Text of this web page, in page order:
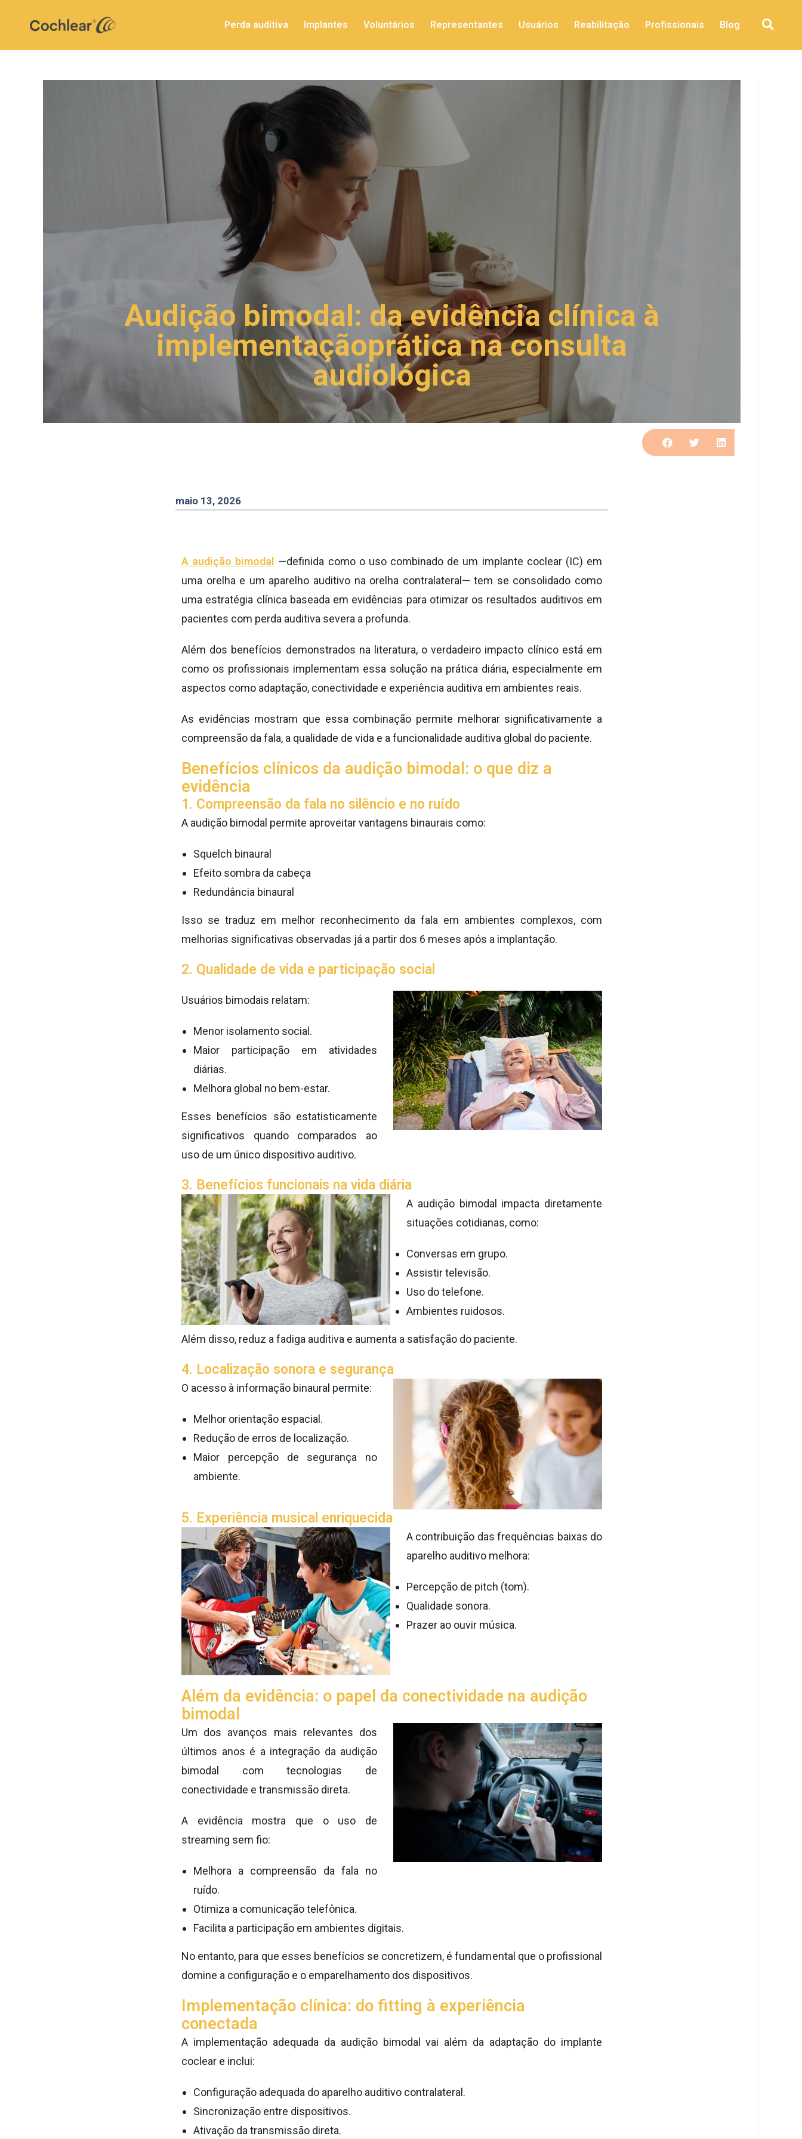
Perda auditiva Implantes Voluntários Representantes Usuários Reabilitação Profissionais Blog
Audição bimodal: da evidência clínica à
implementaçãoprática na consulta
audiológica
maio 13, 2026
A audição bimodal
—definida como o uso combinado de um implante coclear (IC) em
uma orelha e um aparelho auditivo na orelha contralateral— tem se consolidado como
uma estratégia clínica baseada em evidências para otimizar os resultados auditivos em
pacientes com perda auditiva severa a profunda.
Além dos benefícios demonstrados na literatura, o verdadeiro impacto clínico está em
como os profissionais implementam essa solução na prática diária, especialmente em
aspectos como adaptação, conectividade e experiência auditiva em ambientes reais.
As evidências mostram que essa combinação permite melhorar significativamente a
compreensão da fala, a qualidade de vida e a funcionalidade auditiva global do paciente.
Benefícios clínicos da audição bimodal: o que diz a
evidência
1. Compreensão da fala no silêncio e no ruído
A audição bimodal permite aproveitar vantagens binaurais como:
Squelch binaural
Efeito sombra da cabeça
Redundância binaural
Isso se traduz em melhor reconhecimento da fala em ambientes complexos, com
melhorias significativas observadas já a partir dos 6 meses após a implantação.
2. Qualidade de vida e participação social
Usuários bimodais relatam:
Menor isolamento social.
Maior participação em atividades
diárias.
Melhora global no bem-estar.
Esses benefícios são estatisticamente
significativos quando comparados ao
uso de um único dispositivo auditivo.
3. Benefícios funcionais na vida diária
A audição bimodal impacta diretamente
situações cotidianas, como:
Conversas em grupo.
Assistir televisão.
Uso do telefone.
Ambientes ruidosos.
Além disso, reduz a fadiga auditiva e aumenta a satisfação do paciente.
4. Localização sonora e segurança
O acesso à informação binaural permite:
Melhor orientação espacial.
Redução de erros de localização.
Maior percepção de segurança no
ambiente.
5. Experiência musical enriquecida
A contribuição das frequências baixas do
aparelho auditivo melhora:
Percepção de pitch (tom).
Qualidade sonora.
Prazer ao ouvir música.
Além da evidência: o papel da conectividade na audição
bimodal
Um dos avanços mais relevantes dos
últimos anos é a integração da audição
bimodal com tecnologias de
conectividade e transmissão direta.
A evidência mostra que o uso de
streaming sem fio:
Melhora a compreensão da fala no
ruído.
Otimiza a comunicação telefônica.
Facilita a participação em ambientes digitais.
No entanto, para que esses benefícios se concretizem, é fundamental que o profissional
domine a configuração e o emparelhamento dos dispositivos.
Implementação clínica: do fitting à experiência
conectada
A implementação adequada da audição bimodal vai além da adaptação do implante
coclear e inclui:
Configuração adequada do aparelho auditivo contralateral.
Sincronização entre dispositivos.
Ativação da transmissão direta.